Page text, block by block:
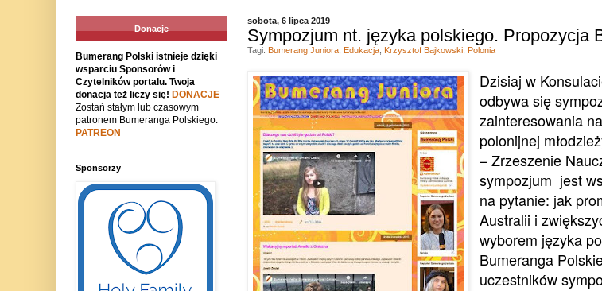
sobota, 6 lipca 2019
Sympozjum nt. języka polskiego. Propozycja
Dzisiaj w
odbywa się
zainteresowania
polonijnej
– Zrzeszenie
sympozjum jest
na pytanie: jak
Australii i
wyborem języka
Bumeranga
uczestników
Tagi: Bumerang Juniora, Edukacja, Krzysztof Bajkowski, Polonia
Donacje
Bumerang Polski istnieje dzięki
wsparciu Sponsorów i
Czytelników portalu. Twoja
donacja też liczy się! DONACJE
Zostań stałym lub czasowym
patronem Bumeranga Polskiego:
PATREON
Sponsorzy